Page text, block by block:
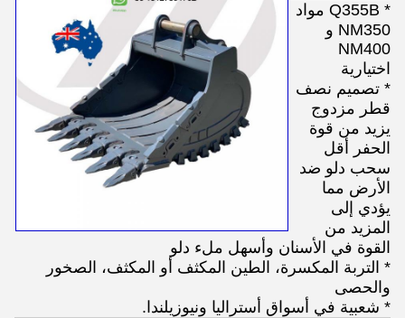
* Q355B مواد
NM350 و
NM400
اختيارية
* تصميم نصف
قطر مزدوج
يزيد من قوة
الحفر أقل
سحب دلو ضد
الأرض مما
يؤدي إلى
المزيد من
القوة في الأسنان وأسهل ملء دلو
* التربة المكسرة، الطين المكثف أو المكثف، الصخور
والحصى
* شعبية في أسواق أستراليا ونيوزيلندا.